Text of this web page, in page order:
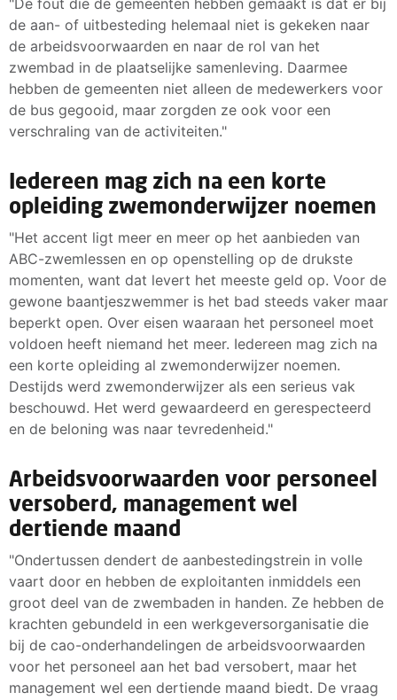
"De fout die de gemeenten hebben gemaakt is dat er bij
de aan- of uitbesteding helemaal niet is gekeken naar
de arbeidsvoorwaarden en naar de rol van het
zwembad in de plaatselijke samenleving. Daarmee
hebben de gemeenten niet alleen de medewerkers voor
de bus gegooid, maar zorgden ze ook voor een
verschraling van de activiteiten."
Iedereen mag zich na een korte
opleiding zwemonderwijzer noemen
"Het accent ligt meer en meer op het aanbieden van
ABC-zwemlessen en op openstelling op de drukste
momenten, want dat levert het meeste geld op. Voor de
gewone baantjeszwemmer is het bad steeds vaker maar
beperkt open. Over eisen waaraan het personeel moet
voldoen heeft niemand het meer. Iedereen mag zich na
een korte opleiding al zwemonderwijzer noemen.
Destijds werd zwemonderwijzer als een serieus vak
beschouwd. Het werd gewaardeerd en gerespecteerd
en de beloning was naar tevredenheid."
Arbeidsvoorwaarden voor personeel
versoberd, management wel
dertiende maand
"Ondertussen dendert de aanbestedingstrein in volle
vaart door en hebben de exploitanten inmiddels een
groot deel van de zwembaden in handen. Ze hebben de
krachten gebundeld in een werkgeversorganisatie die
bij de cao-onderhandelingen de arbeidsvoorwaarden
voor het personeel aan het bad versobert, maar het
management wel een dertiende maand biedt. De vraag